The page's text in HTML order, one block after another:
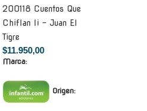
200118 Cuentos Que
Chiflan Ii - Juan El
Tigre
$11.950,00
Marca:
Origen: